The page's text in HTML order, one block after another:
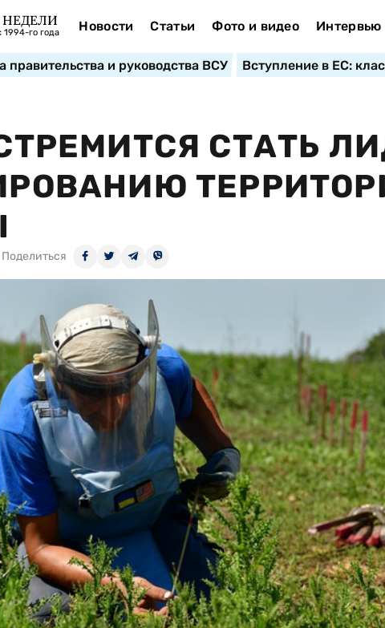
НЕДЕЛИ
го года Новости Статьи Фото и видео Интервью
правительства и руководства ВСУ Вступление в ЕС:
СТАТЬ
Поделиться